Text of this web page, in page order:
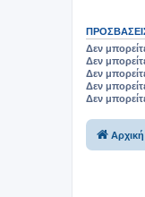
Δεν
Δεν
Δεν
Δεν
Δεν